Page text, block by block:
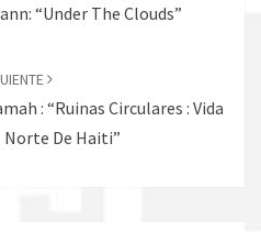
“Under The Clouds”
: “Ruinas Circulares : Vida
Norte De Haiti”